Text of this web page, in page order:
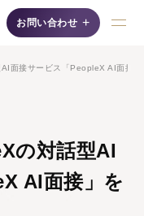
お問い合わせ +
面接サービス「PeopleX AI面接」
の対話型AI
AI面接」を